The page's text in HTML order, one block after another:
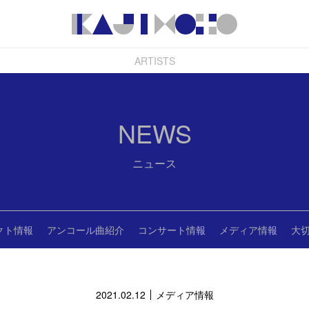
ARTISTS
NEWS
ニュース
ト情報 アンコール曲紹介 コンサート情報 メディア情報 大
2021.02.12 メディア情報